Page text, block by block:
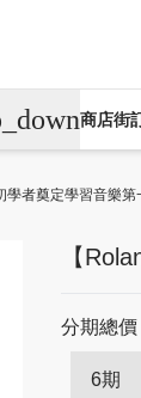
商店街
學者奠定學習音樂
【
分期總
6期